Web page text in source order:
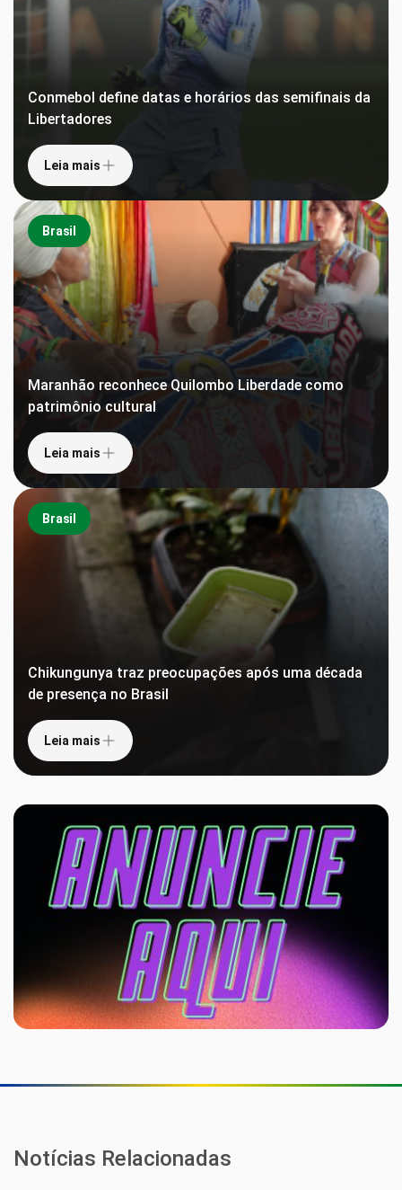
Conmebol define datas e horários das semifinais da
Libertadores
Leia mais
Brasil
Maranhão reconhece Quilombo Liberdade como
patrimônio cultural
Leia mais
Brasil
Chikungunya traz preocupações após uma década
de presença no Brasil
Leia mais
Notícias Relacionadas